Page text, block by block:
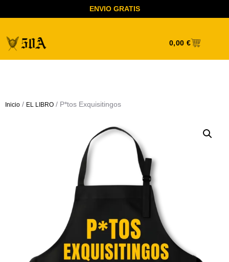
ENVIO GRATIS
0,00 €
Inicio / EL LIBRO / P*tos Exquisitingos